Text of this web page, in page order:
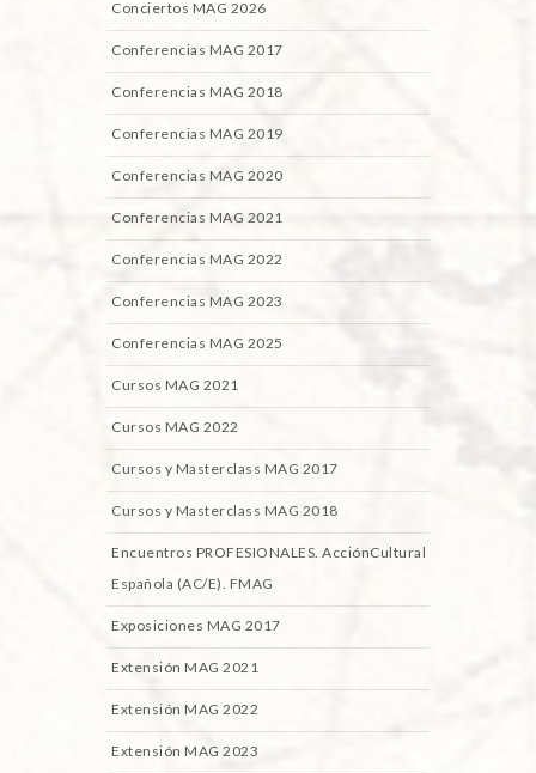
Conciertos MAG 2026
Conferencias MAG 2017
Conferencias MAG 2018
Conferencias MAG 2019
Conferencias MAG 2020
Conferencias MAG 2021
Conferencias MAG 2022
Conferencias MAG 2023
Conferencias MAG 2025
Cursos MAG 2021
Cursos MAG 2022
Cursos y Masterclass MAG 2017
Cursos y Masterclass MAG 2018
Encuentros PROFESIONALES. AcciónCultural
Española (AC/E). FMAG
Exposiciones MAG 2017
Extensión MAG 2021
Extensión MAG 2022
Extensión MAG 2023